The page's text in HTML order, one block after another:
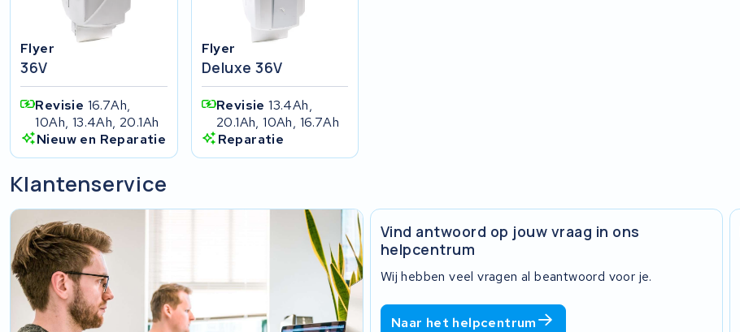
Flyer
36V
Revisie 16.7Ah,
10Ah, 13.4Ah, 20.1Ah
Nieuw en Reparatie
Flyer
Deluxe 36V
Revisie13.4Ah,
20.1Ah, 10Ah, 16.7Ah
Reparatie
Klantenservice
Vind antwoord op jouw vraag in ons
helpcentrum
Wij hebben veel vragen al beantwoord voor je.
Naar het helpcentrum